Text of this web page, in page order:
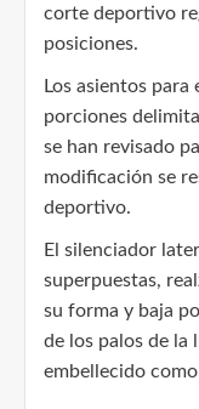
corte deportivo
posiciones.
Los asientos
porciones
se han revisado
modificación se
deportivo.
El silenciador
superpuestas,
su forma y baja
de los palos de la
embellecido